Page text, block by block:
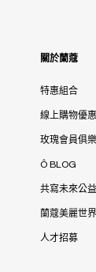
關於蘭蔻
特惠組合
線上購物優惠
玫瑰會員俱
Ô BLOG
共寫未來公
蘭蔻美麗世
人才招募